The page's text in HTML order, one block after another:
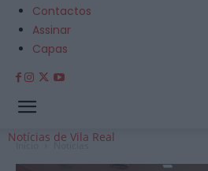
Contactos
Assinar
Capas
Notícias de Vila Real
Início Notícias